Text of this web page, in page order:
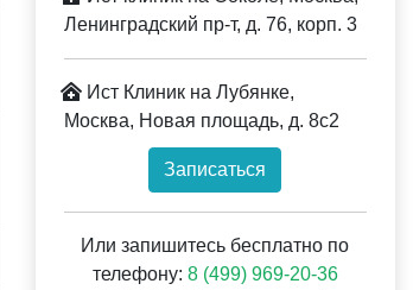
Ленинградский пр-т, д. 76, корп. 3
Ист Клиник на Лубянке,
Москва, Новая площадь, д. 8с2
Записаться
Или запишитесь бесплатно по
телефону: 8 (499) 969-20-36